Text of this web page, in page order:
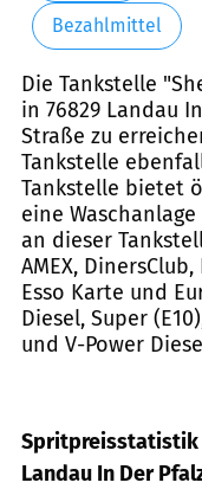
Bezahlmittel
Die Tankstelle
in 76829 Landau
Straße zu
Tankstelle
Tankstelle bietet
eine
an dieser
AMEX,
Esso Karte und
Diesel, Super
und V-Power
Spritpreisstatistik
Landau In Der